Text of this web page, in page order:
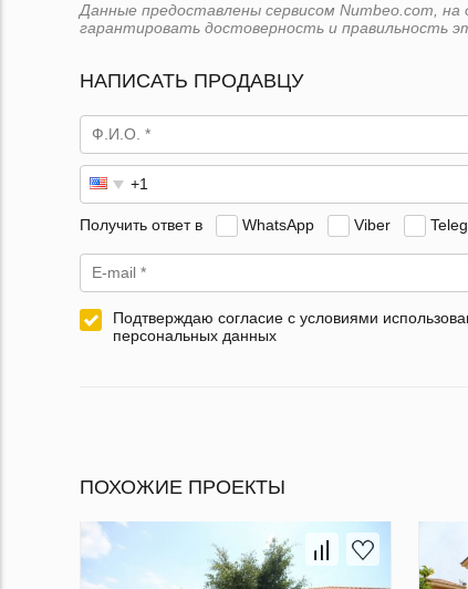
Данные предоставлены сервисом Numbeo.com, на
гарантировать достоверность и правильность
НАПИСАТЬ ПРОДАВЦУ
Получить ответ в WhatsApp Viber
Подтверждаю согласие с условиями
персональных данных
ПОХОЖИЕ ПРОЕКТЫ